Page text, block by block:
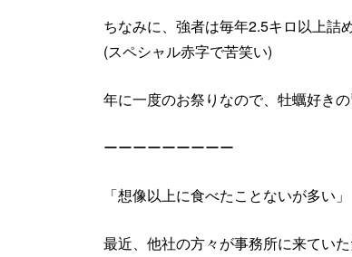
ちなみに、強者は毎年2.5キロ以上詰
(スペシャル赤字で苦笑い)
年に一度のお祭りなので、牡蠣好き
ーーーーーーーーー
「想像以上に食べたことないが多い」
最近、他社の方々が事務所に来てい